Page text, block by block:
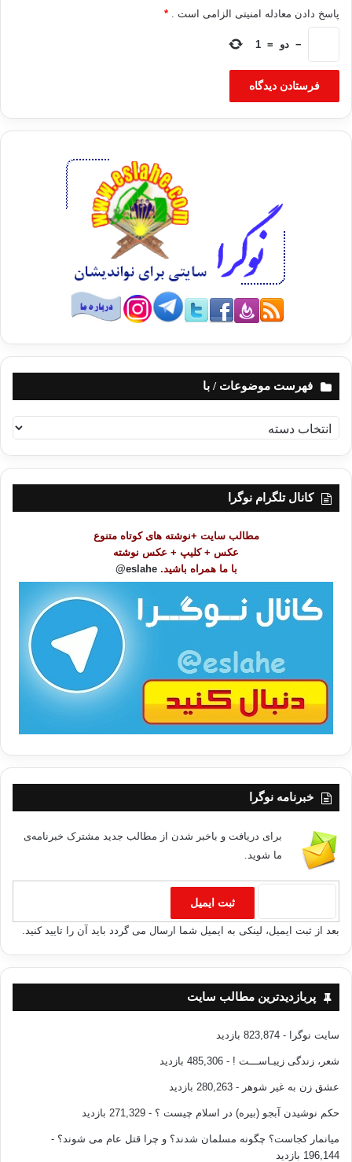
پاسخ دادن معادله امنیتی الزامی است . *
− دو =
1
فهرست موضوعات / با
ه
ر
کانال تلگرام نوگرا
مطالب سایت +نوشته های کوتاه متنوع
عکس + کلیپ + عکس نوشته
با ما همراه باشید. eslahe@
خبرنامه نوگرا
برای دریافت و باخبر شدن از مطالب جدید مشترک خبرنامه‌ی
ما شوید.
بعد از ثبت ایمیل، لینکی به ایمیل شما ارسال می گردد باید آن را تایید کنید.
پربازدیدترین مطالب سایت
سایت نوگرا - 823,874 بازدید
شعر، زندگی زیبـاســـت ! - 485,306 بازدید
عشق زن به غیر شوهر - 280,263 بازدید
حکم نوشیدن آبجو (بیره) در اسلام چیست ؟ - 271,329 بازدید
میانمار کجاست؟ چگونه مسلمان شدند؟ و چرا قتل عام می شوند؟ -
196,144 بازدید